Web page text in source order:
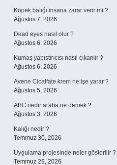
Köpek balığı insana zarar verir mi ?
Ağustos 7, 2026
Dead eyes nasıl olur ?
Ağustos 6, 2026
Kumaş yapıştırıcısı nasıl çıkarılır ?
Ağustos 6, 2026
Avene Cicalfate krem ne işe yarar ?
Ağustos 5, 2026
ABC nedir araba ne demek ?
Ağustos 3, 2026
Kalığı nedir ?
Temmuz 30, 2026
Uygulama projesinde neler gösterilir ?
Temmuz 29, 2026